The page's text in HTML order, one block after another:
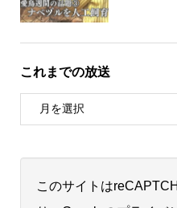
これまでの放送
このサイトは